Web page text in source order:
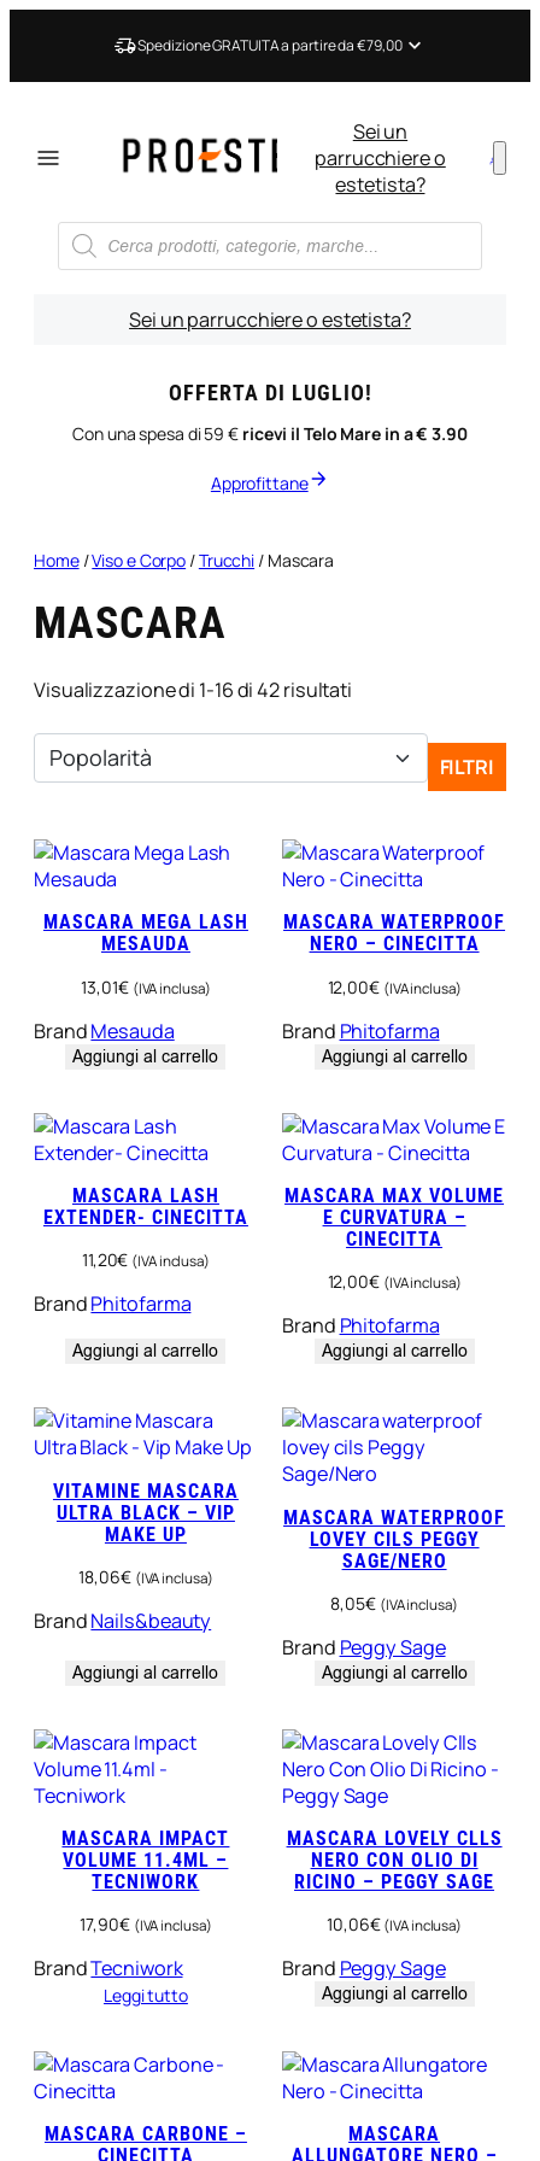
Spedizione GRATUITA a partire da €79,00
Sei un
parrucchiere o
estetista?
Ricerca
prodotti
Sei un parrucchiere o estetista?
OFFERTA DI LUGLIO!
Con una spesa di 59 € ricevi il Telo Mare in a € 3.90
Approfittane
Home/Viso e Corpo /Trucchi / Mascara
MASCARA
Visualizzazione di 1-16 di 42 risultati
FILTRI
MASCARA MEGA LASH
MESAUDA
13,01€ (IVA inclusa)
BrandMesauda
Aggiungi al carrello
MASCARA WATERPROOF
NERO – CINECITTA
12,00€ (IVA inclusa)
Brand Phitofarma
Aggiungi al carrello
MASCARA LASH
EXTENDER- CINECITTA
11,20€ (IVA inclusa)
BrandPhitofarma
Aggiungi al carrello
MASCARA MAX VOLUME
E CURVATURA –
CINECITTA
12,00€ (IVA inclusa)
Brand Phitofarma
Aggiungi al carrello
VITAMINE MASCARA
ULTRA BLACK – VIP
MAKE UP
18,06€ (IVA inclusa)
BrandNails&beauty
Aggiungi al carrello
MASCARA WATERPROOF
LOVEY CILS PEGGY
SAGE/NERO
8,05€ (IVA inclusa)
Brand Peggy Sage
Aggiungi al carrello
MASCARA IMPACT
VOLUME 11.4ML –
TECNIWORK
17,90€ (IVA inclusa)
BrandTecniwork
Leggi tutto
MASCARA LOVELY CLLS
NERO CON OLIO DI
RICINO – PEGGY SAGE
10,06€ (IVA inclusa)
Brand Peggy Sage
Aggiungi al carrello
MASCARA CARBONE –
CINECITTA
MASCARA
ALLUNGATORE NERO –